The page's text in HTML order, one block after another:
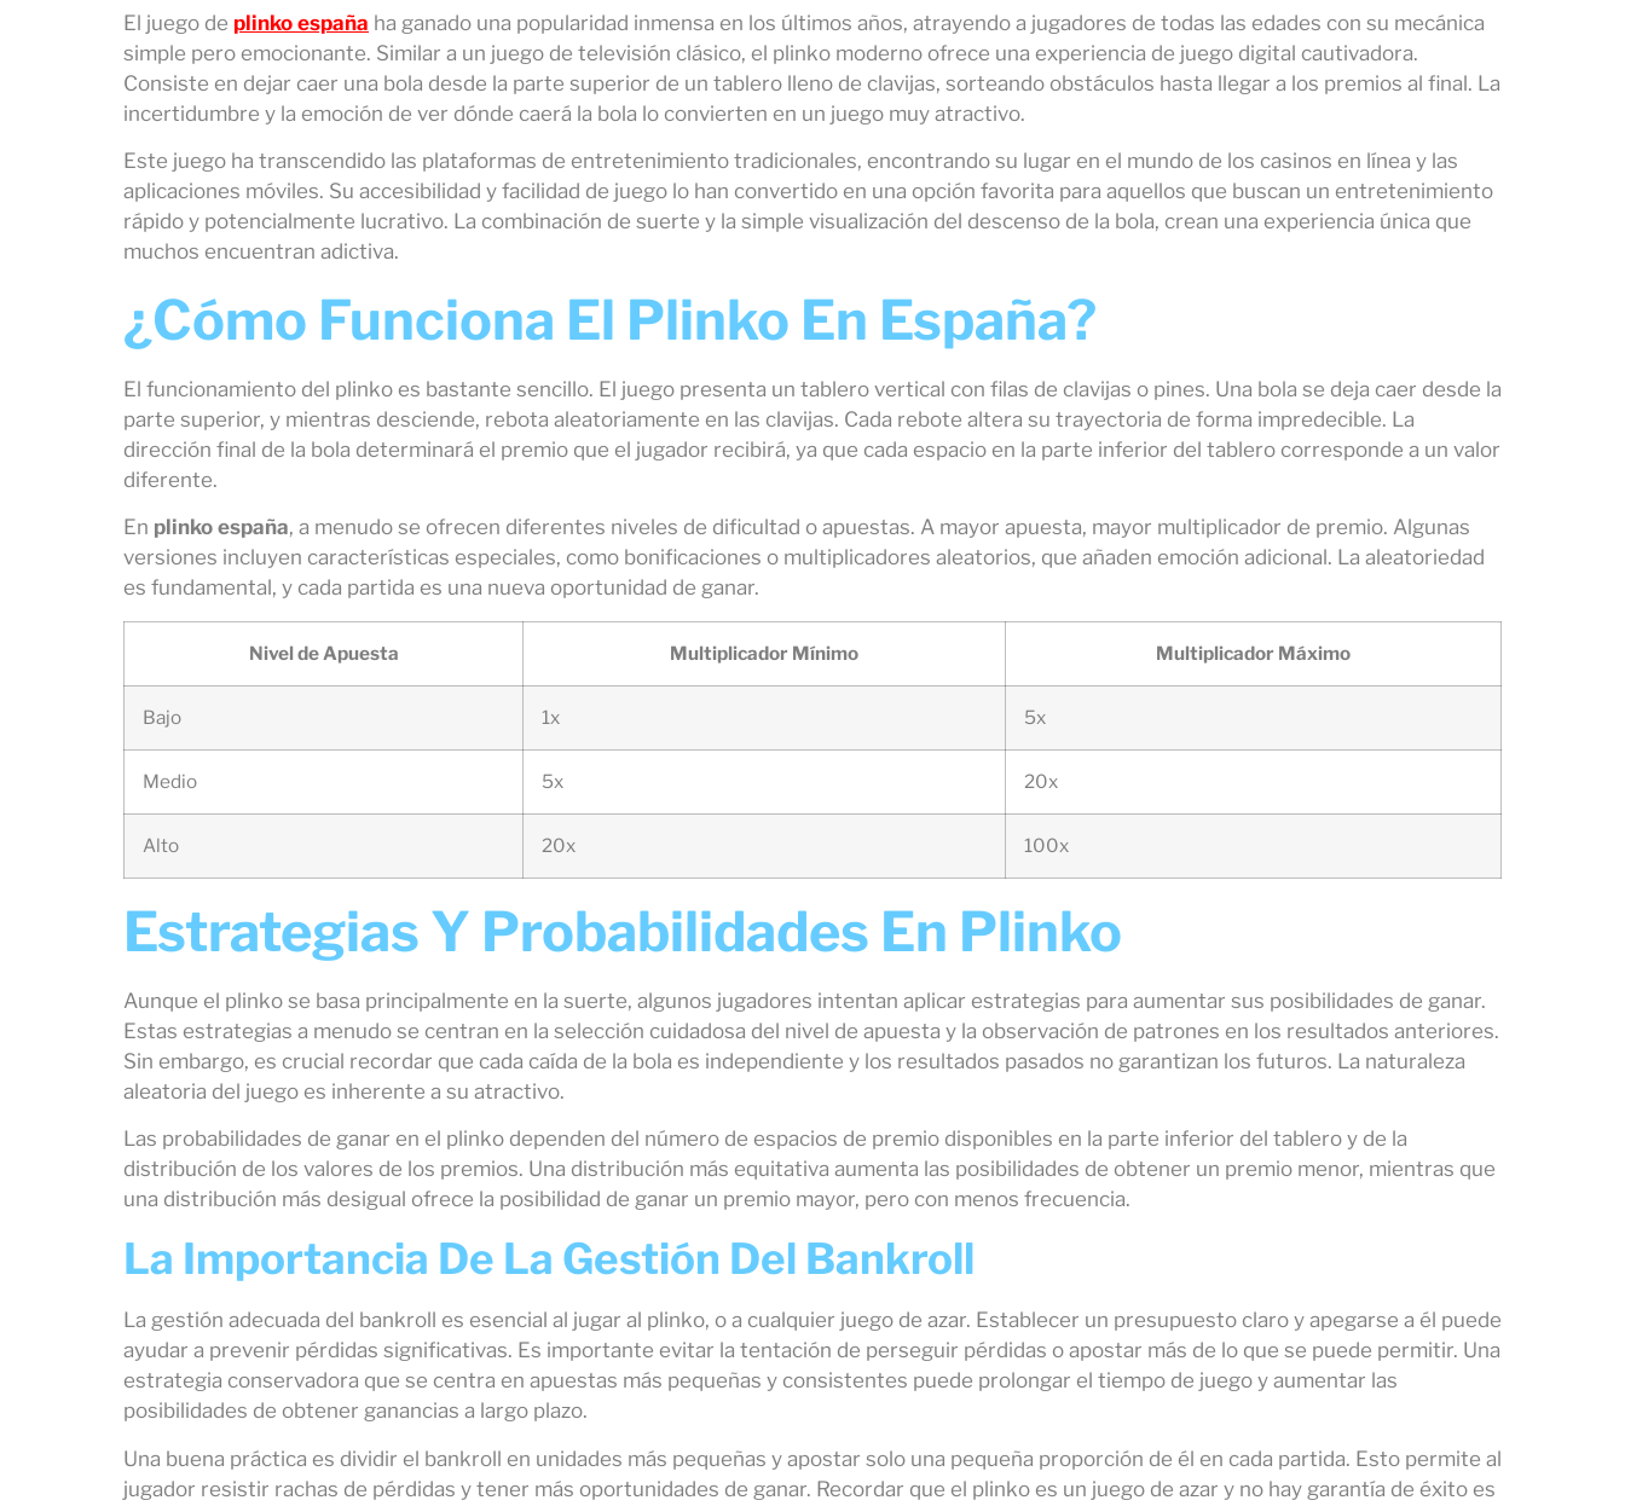
El juego de plinko españa ha ganado una popularidad inmensa en los últimos años, atrayendo a jugadores de todas las edades con su mecánica
simple pero emocionante. Similar a un juego de televisión clásico, el plinko moderno ofrece una experiencia de juego digital cautivadora.
Consiste en dejar caer una bola desde la parte superior de un tablero lleno de clavijas, sorteando obstáculos hasta llegar a los premios al final. La
incertidumbre y la emoción de ver dónde caerá la bola lo convierten en un juego muy atractivo.
Este juego ha transcendido las plataformas de entretenimiento tradicionales, encontrando su lugar en el mundo de los casinos en línea y las
aplicaciones móviles. Su accesibilidad y facilidad de juego lo han convertido en una opción favorita para aquellos que buscan un entretenimiento
rápido y potencialmente lucrativo. La combinación de suerte y la simple visualización del descenso de la bola, crean una experiencia única que
muchos encuentran adictiva.
¿Cómo Funciona El Plinko En España?
El funcionamiento del plinko es bastante sencillo. El juego presenta un tablero vertical con filas de clavijas o pines. Una bola se deja caer desde la
parte superior, y mientras desciende, rebota aleatoriamente en las clavijas. Cada rebote altera su trayectoria de forma impredecible. La
dirección final de la bola determinará el premio que el jugador recibirá, ya que cada espacio en la parte inferior del tablero corresponde a un valor
diferente.
En plinko españa, a menudo se ofrecen diferentes niveles de dificultad o apuestas. A mayor apuesta, mayor multiplicador de premio. Algunas
versiones incluyen características especiales, como bonificaciones o multiplicadores aleatorios, que añaden emoción adicional. La aleatoriedad
es fundamental, y cada partida es una nueva oportunidad de ganar.
Nivel de Apuesta Multiplicador Mínimo Multiplicador Máximo
Bajo 1x 5x
Medio 5x 20x
Alto 20x 100x
Estrategias Y Probabilidades En Plinko
Aunque el plinko se basa principalmente en la suerte, algunos jugadores intentan aplicar estrategias para aumentar sus posibilidades de ganar.
Estas estrategias a menudo se centran en la selección cuidadosa del nivel de apuesta y la observación de patrones en los resultados anteriores.
Sin embargo, es crucial recordar que cada caída de la bola es independiente y los resultados pasados no garantizan los futuros. La naturaleza
aleatoria del juego es inherente a su atractivo.
Las probabilidades de ganar en el plinko dependen del número de espacios de premio disponibles en la parte inferior del tablero y de la
distribución de los valores de los premios. Una distribución más equitativa aumenta las posibilidades de obtener un premio menor, mientras que
una distribución más desigual ofrece la posibilidad de ganar un premio mayor, pero con menos frecuencia.
La Importancia De La Gestión Del Bankroll
La gestión adecuada del bankroll es esencial al jugar al plinko, o a cualquier juego de azar. Establecer un presupuesto claro y apegarse a él puede
ayudar a prevenir pérdidas significativas. Es importante evitar la tentación de perseguir pérdidas o apostar más de lo que se puede permitir. Una
estrategia conservadora que se centra en apuestas más pequeñas y consistentes puede prolongar el tiempo de juego y aumentar las
posibilidades de obtener ganancias a largo plazo.
Una buena práctica es dividir el bankroll en unidades más pequeñas y apostar solo una pequeña proporción de él en cada partida. Esto permite al
jugador resistir rachas de pérdidas y tener más oportunidades de ganar. Recordar que el plinko es un juego de azar y no hay garantía de éxito es